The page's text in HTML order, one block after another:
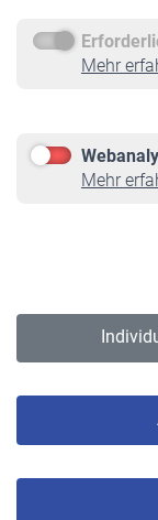
Mehr
Mehr
Service
Informationen
Online-Rechner
VBLnewsletter
Erklärung zur